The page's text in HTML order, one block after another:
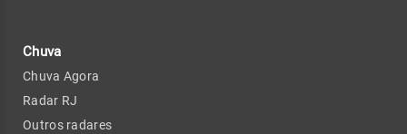
Chuva
Chuva Agora
Radar RJ
Outros radares